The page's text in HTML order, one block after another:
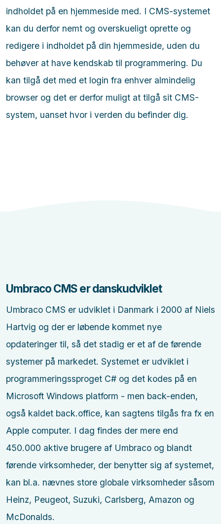
indholdet på en hjemmeside med. I CMS-systemet
kan du derfor nemt og overskueligt oprette og
redigere i indholdet på din hjemmeside, uden du
behøver at have kendskab til programmering. Du
kan tilgå det med et login fra enhver almindelig
browser og det er derfor muligt at tilgå sit CMS-
system, uanset hvor i verden du befinder dig.
Umbraco CMS er danskudviklet
Umbraco CMS er udviklet i Danmark i 2000 af Niels
Hartvig og der er løbende kommet nye
opdateringer til, så det stadig er et af de førende
systemer på markedet. Systemet er udviklet i
programmeringssproget C# og det kodes på en
Microsoft Windows platform - men back-enden,
også kaldet back.office, kan sagtens tilgås fra fx en
Apple computer. I dag findes der mere end
450.000 aktive brugere af Umbraco og blandt
førende virksomheder, der benytter sig af systemet,
kan bl.a. nævnes store globale virksomheder såsom
Heinz, Peugeot, Suzuki, Carlsberg, Amazon og
McDonalds.